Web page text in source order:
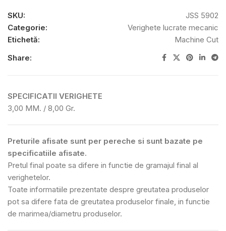
SKU:
JSS 5902
Categorie:
Verighete lucrate mecanic
Etichetă:
Machine Cut
Share:
SPECIFICATII VERIGHETE
3,00 MM. / 8,00 Gr.
Preturile afisate sunt per pereche si sunt bazate pe
specificatiile afisate.
Pretul final poate sa difere in functie de gramajul final al
verighetelor.
Toate informatiile prezentate despre greutatea produselor
pot sa difere fata de greutatea produselor finale, in functie
de marimea/diametru produselor.